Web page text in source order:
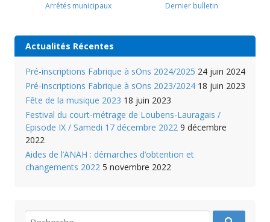
Arrêtés municipaux Dernier bulletin
Actualités Récentes
Pré-inscriptions Fabrique à sOns 2024/2025 24 juin 2024
Pré-inscriptions Fabrique à sOns 2023/2024 18 juin 2023
Fête de la musique 2023 18 juin 2023
Festival du court-métrage de Loubens-Lauragais /
Episode IX / Samedi 17 décembre 2022 9 décembre
2022
Aides de l’ANAH : démarches d’obtention et
changements 2022 5 novembre 2022